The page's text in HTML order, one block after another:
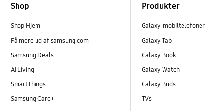
Shop
Shop Hjem
Få mere ud af samsung.com
Samsung Deals
AI Living
SmartThings
Samsung Care+
Produkter
Galaxy-mobiltelefoner
Galaxy Tab
Galaxy Book
Galaxy Watch
Galaxy Buds
TVs